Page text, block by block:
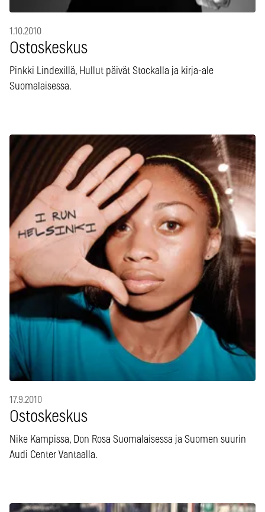
1.10.2010
Ostoskeskus
Pinkki Lindexillä, Hullut päivät Stockalla ja kirja-ale
Suomalaisessa.
17.9.2010
Ostoskeskus
Nike Kampissa, Don Rosa Suomalaisessa ja Suomen suurin
Audi Center Vantaalla.